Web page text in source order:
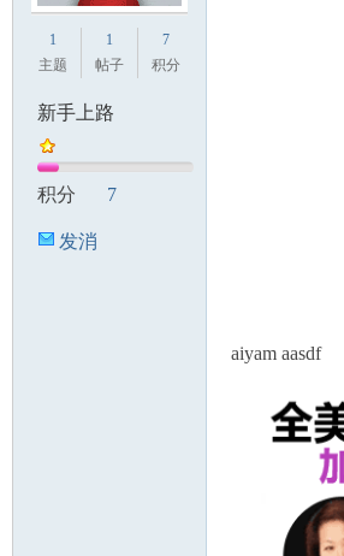
1
主题
1
帖子
7
积分
新手上路
积分 7
发消
aiyam aasdf